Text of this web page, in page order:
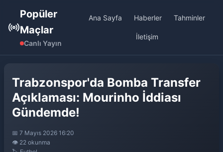
Popüler
Maçlar
Canlı Yayın
Ana Sayfa Haberler Tahminler
İletişim
Trabzonspor'da Bomba Transfer
Açıklaması: Mourinho İddiası
Gündemde!
📅 7 Mayıs 2026 16:20
👁️ 22 okunma